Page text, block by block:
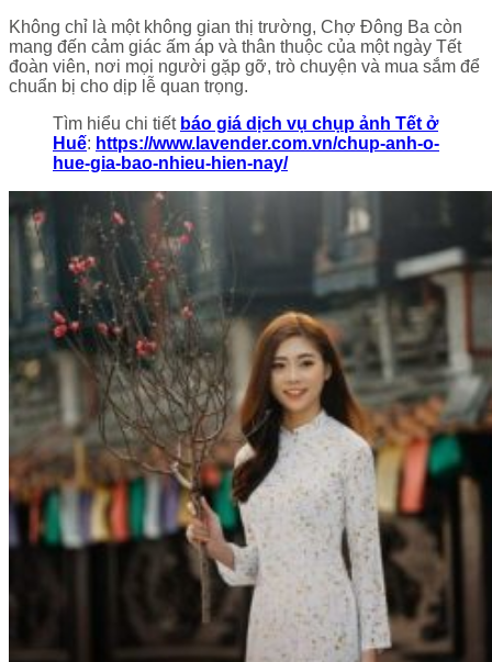
Không chỉ là một không gian thị trường, Chợ Đông Ba còn
mang đến cảm giác ấm áp và thân thuộc của một ngày Tết
đoàn viên, nơi mọi người gặp gỡ, trò chuyện và mua sắm để
chuẩn bị cho dịp lễ quan trọng.
Tìm hiểu chi tiết báo giá dịch vụ chụp ảnh Tết ở
Huế: https://www.lavender.com.vn/chup-anh-o-
hue-gia-bao-nhieu-hien-nay/